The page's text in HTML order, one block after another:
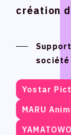
création
société
Yostar
MARU
création
société
Yostar
MARU